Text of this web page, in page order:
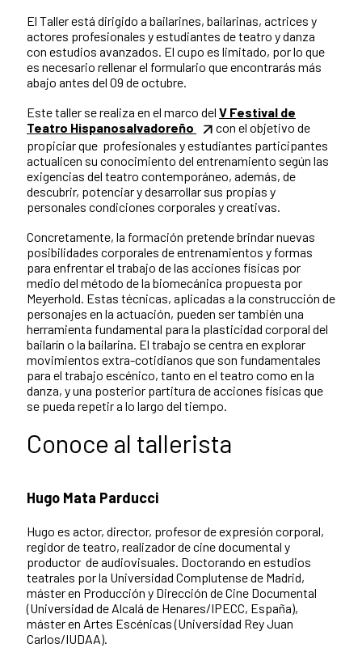
El Taller está dirigido a bailarines, bailarinas, actrices y
actores profesionales y estudiantes de teatro y danza
con estudios avanzados. El cupo es limitado, por lo que
es necesario rellenar el formulario que encontrarás más
abajo antes del 09 de octubre.
Este taller se realiza en el marco del V Festival de
Teatro Hispanosalvadoreño
con el objetivo de
propiciar que profesionales y estudiantes participantes
actualicen su conocimiento del entrenamiento según las
exigencias del teatro contemporáneo, además, de
descubrir, potenciar y desarrollar sus propias y
personales condiciones corporales y creativas.
Concretamente, la formación pretende brindar nuevas
posibilidades corporales de entrenamientos y formas
para enfrentar el trabajo de las acciones físicas por
medio del método de la biomecánica propuesta por
Meyerhold. Estas técnicas, aplicadas a la construcción de
personajes en la actuación, pueden ser también una
herramienta fundamental para la plasticidad corporal del
bailarín o la bailarina. El trabajo se centra en explorar
movimientos extra-cotidianos que son fundamentales
para el trabajo escénico, tanto en el teatro como en la
danza, y una posterior partitura de acciones físicas que
se pueda repetir a lo largo del tiempo.
Conoce al tallerista
Hugo Mata Parducci
Hugo es actor, director, profesor de expresión corporal,
regidor de teatro, realizador de cine documental y
productor de audiovisuales. Doctorando en estudios
teatrales por la Universidad Complutense de Madrid,
máster en Producción y Dirección de Cine Documental
(Universidad de Alcalá de Henares/IPECC, España),
máster en Artes Escénicas (Universidad Rey Juan
Carlos/IUDAA).